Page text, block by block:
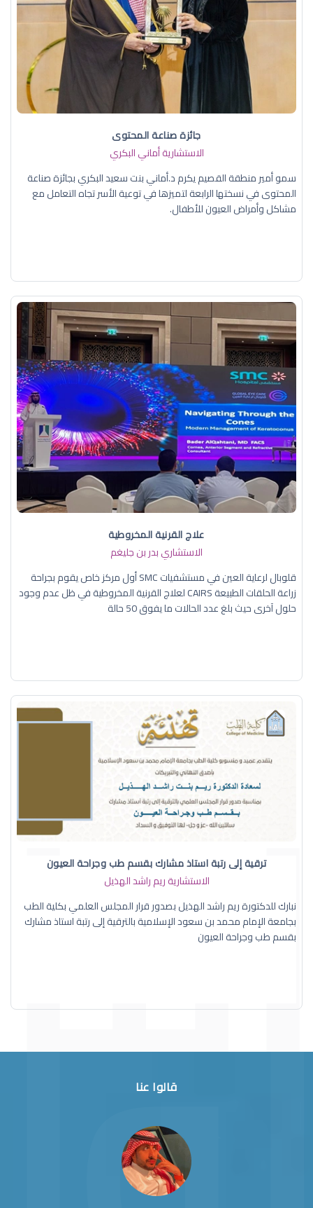
جائزة صناعة المحتوى
الاستشارية أماني البكري
سمو أمير منطقة القصيم يكرم د.أماني بنت سعيد البكري بجائزة صناعة
المحتوى في نسختها الرابعة لتميزها في توعية الأسر تجاه التعامل مع
مشاكل وأمراض العيون للأطفال.
علاج القرنية المخروطية
الاستشاري بدر بن جليغم
قلوبال لرعاية العين في مستشفيات SMC أول مركز خاص يقوم بجراحة
زراعة الحلقات الطبيعة CAIRS لعلاج القرنية المخروطية في ظل عدم وجود
حلول آخرى حيث بلغ عدد الحالات ما يفوق 50 حالة
ترقية إلى رتبة استاذ مشارك بقسم طب وجراحة العيون
الاستشارية ريم راشد الهذيل
نبارك للدكتورة ريم راشد الهذيل بصدور قرار المجلس العلمي بكلية الطب
بجامعة الإمام محمد بن سعود الإسلامية بالترقية إلى رتبة استاذ مشارك
بقسم طب وجراحة العيون
قالوا عنا